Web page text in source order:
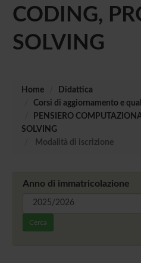
CODING,
SOLVING
Home
Didattica
Corsi di aggiornamento e
PENSIERO
SOLVING
Modalità di iscrizione
Anno di immatricolazione
Cerca